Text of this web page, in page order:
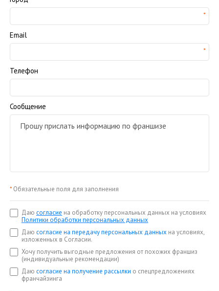
Email
Телефон
Сообщение
* Обязательные поля для заполнения
Даю согласие на обработку персональных данных на условиях
Политики обработки персональных данных
Даю согласие на передачу персональных данных на условиях,
изложенных в Согласии.
Хочу получить выгодные предложения от похожих франшиз
(индивидуальные рекомендации)
Даю согласие на получение рассылки о спецпредложениях
франчайзинга